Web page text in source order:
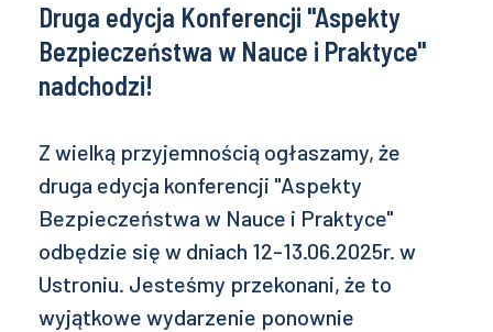
Druga edycja Konferencji "Aspekty
Bezpieczeństwa w Nauce i Praktyce"
nadchodzi!
Z wielką przyjemnością ogłaszamy, że
druga edycja konferencji "Aspekty
Bezpieczeństwa w Nauce i Praktyce"
odbędzie się w dniach 12-13.06.2025r. w
Ustroniu. Jesteśmy przekonani, że to
wyjątkowe wydarzenie ponownie